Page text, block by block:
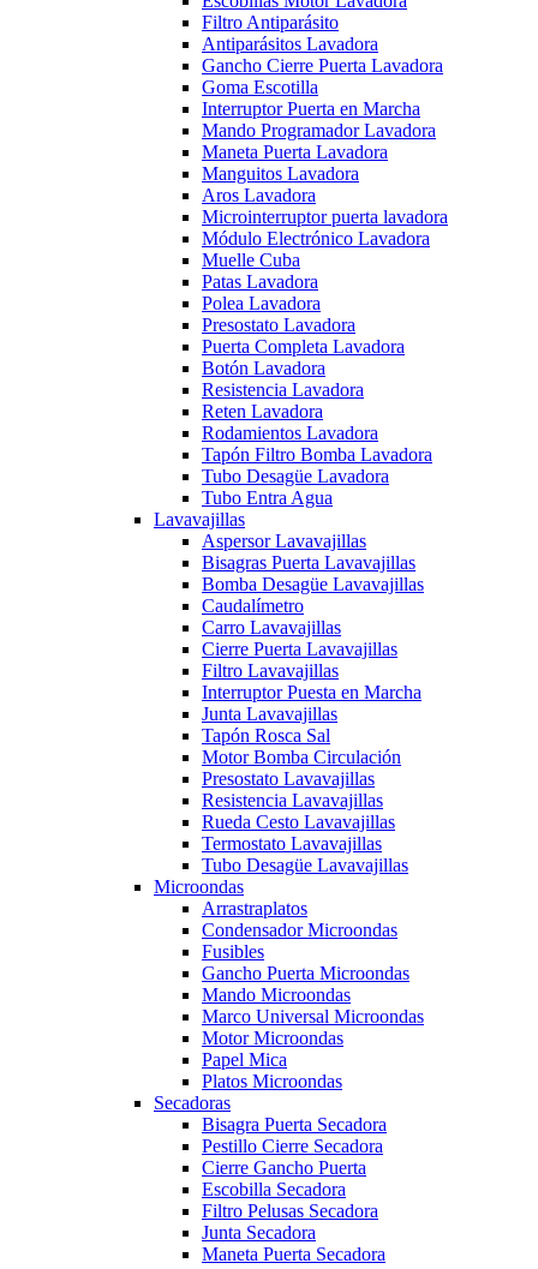
Filtro Antiparásito
Antiparásitos Lavadora
Gancho Cierre Puerta Lavadora
Goma Escotilla
Interruptor Puerta en Marcha
Mando Programador Lavadora
Maneta Puerta Lavadora
Manguitos Lavadora
Aros Lavadora
Microinterruptor puerta lavadora
Módulo Electrónico Lavadora
Muelle Cuba
Patas Lavadora
Polea Lavadora
Presostato Lavadora
Puerta Completa Lavadora
Botón Lavadora
Resistencia Lavadora
Reten Lavadora
Rodamientos Lavadora
Tapón Filtro Bomba Lavadora
Tubo Desagüe Lavadora
Tubo Entra Agua
Lavavajillas
Aspersor Lavavajillas
Bisagras Puerta Lavavajillas
Bomba Desagüe Lavavajillas
Caudalímetro
Carro Lavavajillas
Cierre Puerta Lavavajillas
Filtro Lavavajillas
Interruptor Puesta en Marcha
Junta Lavavajillas
Tapón Rosca Sal
Motor Bomba Circulación
Presostato Lavavajillas
Resistencia Lavavajillas
Rueda Cesto Lavavajillas
Termostato Lavavajillas
Tubo Desagüe Lavavajillas
Microondas
Arrastraplatos
Condensador Microondas
Fusibles
Gancho Puerta Microondas
Mando Microondas
Marco Universal Microondas
Motor Microondas
Papel Mica
Platos Microondas
Secadoras
Bisagra Puerta Secadora
Pestillo Cierre Secadora
Cierre Gancho Puerta
Escobilla Secadora
Filtro Pelusas Secadora
Junta Secadora
Maneta Puerta Secadora